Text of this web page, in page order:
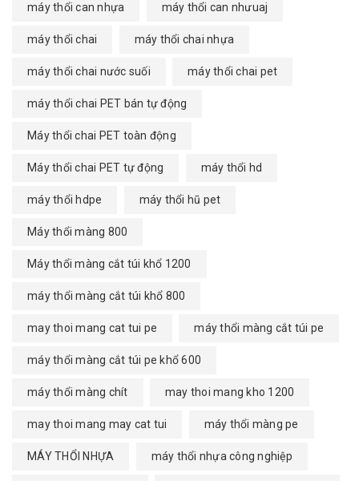
máy thổi can nhựa máy thổi can nhưuaj
máy thổi chai máy thổi chai nhựa
máy thổi chai nước suối máy thổi chai pet
máy thổi chai PET bán tự động
Máy thổi chai PET toàn động
Máy thổi chai PET tự động máy thổi hd
máy thổi hdpe máy thổi hũ pet
Máy thổi màng 800
Máy thổi màng cắt túi khổ 1200
máy thổi màng cắt túi khổ 800
may thoi mang cat tui pe máy thổi màng cắt túi pe
máy thổi màng cắt túi pe khổ 600
máy thổi màng chít may thoi mang kho 1200
may thoi mang may cat tui máy thổi màng pe
MÁY THỔI NHỰA máy thổi nhựa công nghiệp